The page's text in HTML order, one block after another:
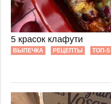
5 красок клафути
ВЫПЕЧКА РЕЦЕПТЫ ТОП-5